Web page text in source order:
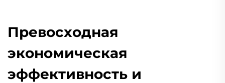
Превосходная
экономическая
эффективность и